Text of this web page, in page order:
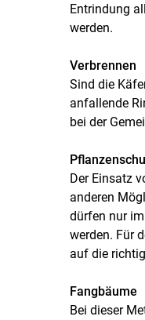
Entrindung
werden.
Verbrennen
Sind die
anfallende
bei der
Der Einsatz
anderen
dürfen nur
werden. Für
auf die
Fangbäume
Bei dieser